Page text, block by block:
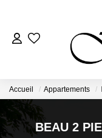
Accueil Appartements
BEAU 2